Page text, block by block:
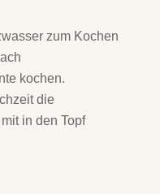
zum Kochen
kochen.
die
in den Topf